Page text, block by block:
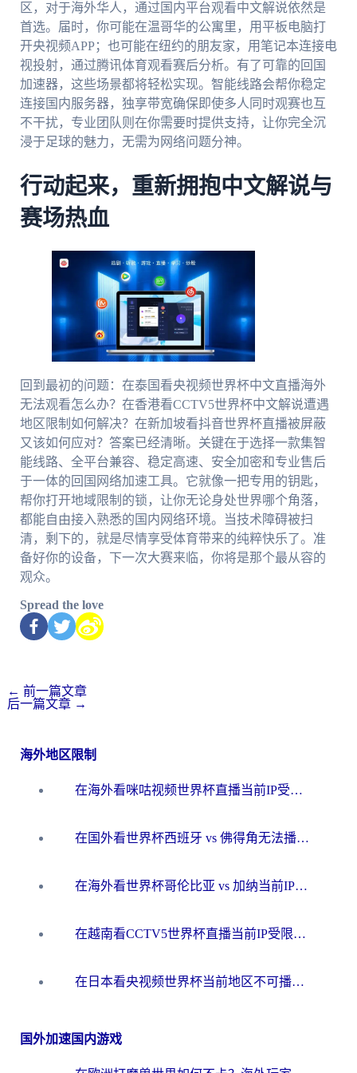
区，对于海外华人，通过国内平台观看中文解说依然是
首选。届时，你可能在温哥华的公寓里，用平板电脑打
开央视频APP；也可能在纽约的朋友家，用笔记本连接电
视投射，通过腾讯体育观看赛后分析。有了可靠的回国
加速器，这些场景都将轻松实现。智能线路会帮你稳定
连接国内服务器，独享带宽确保即使多人同时观赛也互
不干扰，专业团队则在你需要时提供支持，让你完全沉
浸于足球的魅力，无需为网络问题分神。
行动起来，重新拥抱中文解说与
赛场热血
回到最初的问题：在泰国看央视频世界杯中文直播海外
无法观看怎么办？在香港看CCTV5世界杯中文解说遭遇
地区限制如何解决？在新加坡看抖音世界杯直播被屏蔽
又该如何应对？答案已经清晰。关键在于选择一款集智
能线路、全平台兼容、稳定高速、安全加密和专业售后
于一体的回国网络加速工具。它就像一把专用的钥匙，
帮你打开地域限制的锁，让你无论身处世界哪个角落，
都能自由接入熟悉的国内网络环境。当技术障碍被扫
清，剩下的，就是尽情享受体育带来的纯粹快乐了。准
备好你的设备，下一次大赛来临，你将是那个最从容的
观众。
Spread the love
← 前一篇文章
后一篇文章 →
海外地区限制
在海外看咪咕视频世界杯直播当前IP受限制？这篇指南帮你搞定所有体育赛事观看难题
在国外看世界杯西班牙 vs 佛得角无法播放？这篇指南帮你解锁所有中文体育直播
在海外看世界杯哥伦比亚 vs 加纳当前IP受限制？这篇指南帮你流畅看中文解说赛事
在越南看CCTV5世界杯直播当前IP受限制？海外党体育观赛终极指南来了
在日本看央视频世界杯当前地区不可播放？海外党体育观赛终极指南
国外加速国内游戏